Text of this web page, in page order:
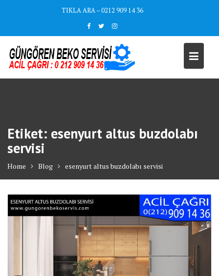
TIKLA ARA – 0212 909 14 36
Etiket: esenyurt altus buzdolabı
servisi
Home Blog esenyurt altus buzdolabı servisi